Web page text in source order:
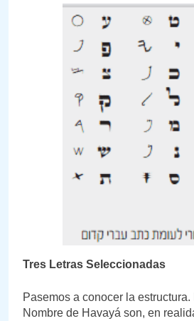
Tres Letras Seleccionadas
Pasemos a conocer la estructura.
Nombre de Havayá son, en